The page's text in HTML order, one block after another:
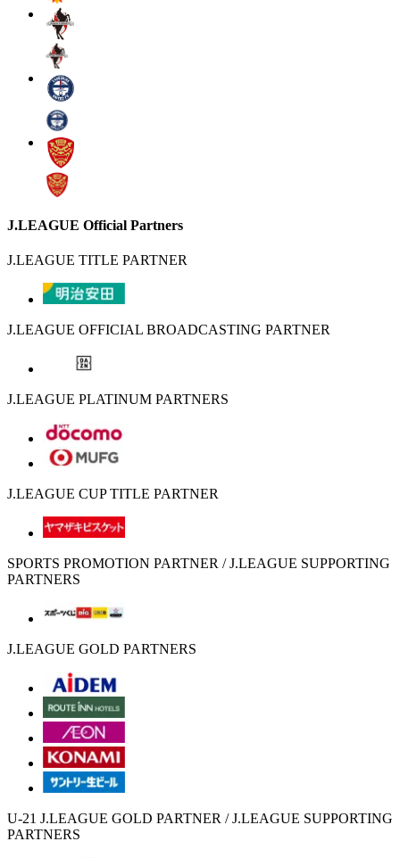
J.LEAGUE Official Partners
J.LEAGUE TITLE PARTNER
J.LEAGUE OFFICIAL BROADCASTING PARTNER
J.LEAGUE PLATINUM PARTNERS
J.LEAGUE CUP TITLE PARTNER
SPORTS PROMOTION PARTNER / J.LEAGUE SUPPORTING
PARTNERS
J.LEAGUE GOLD PARTNERS
U-21 J.LEAGUE GOLD PARTNER / J.LEAGUE SUPPORTING
PARTNERS